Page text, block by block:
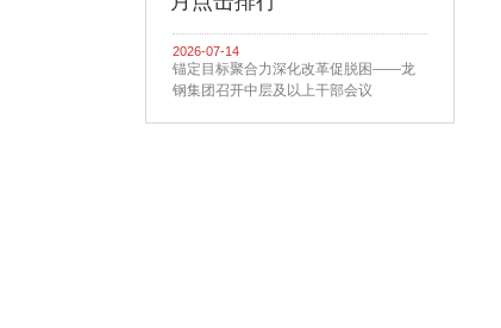
2026-07-14
锚定目标聚合力深化改革促脱困——龙
钢集团召开中层及以上干部会议